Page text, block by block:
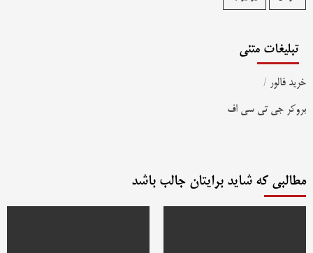
تبلیغات متنی
خرید فالور /
بروکر جی تی سی اف
مطالبی که شاید برایتان جالب باشد